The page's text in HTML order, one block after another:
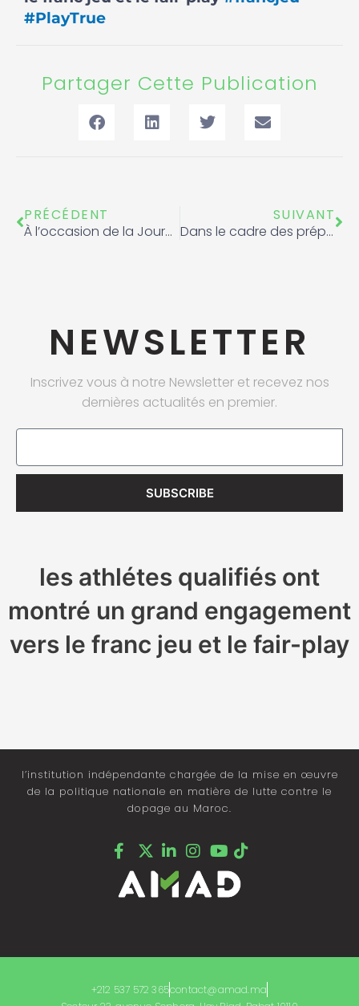
#PlayTrue
Partager Cette Publication
Précédent
PRÉCÉDENT
À l’occasion de la Journée Franc jeu et durant la formation d’éducation et de sensibilisation de l’équipe nationale de libye
SUIVANT
Dans le cadre des préparatifs de la coupe du monde de football U17, l’équipe du maroc a montré un engagement vers le fair-play
NEWSLETTER
Inscrivez vous à notre Newsletter et recevez nos
dernières actualités en premier.
Email
SUBSCRIBE
les athlétes qualifiés ont
montré un grand engagement
vers le franc jeu et le fair-play
l’institution indépendante chargée de la mise en œuvre
de la politique nationale en matière de lutte contre le
dopage au Maroc.
+212 537 572 365contact@amad.ma